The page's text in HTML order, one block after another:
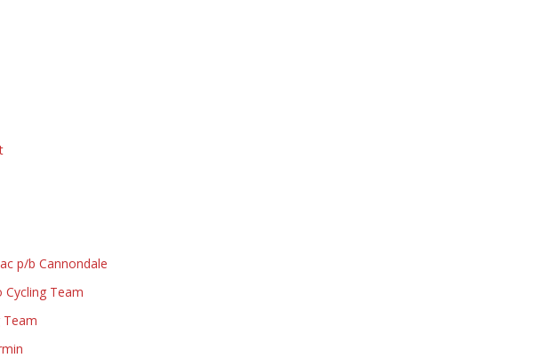
p/b Cannondale
Cycling Team
Team